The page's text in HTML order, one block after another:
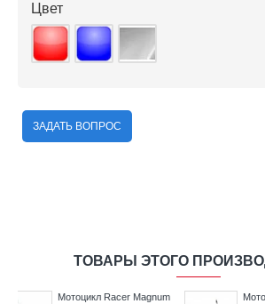
Цвет
ЗАДАТЬ ВОПРОС
ТОВАРЫ ЭТОГО
Мотоцикл Racer Ranger